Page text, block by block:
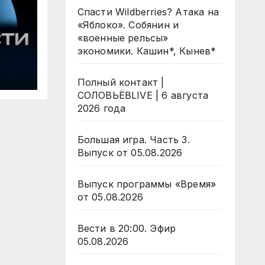
Спасти Wildberries? Атака на
«Яблоко». Собянин и
«военные рельсы»
экономики. Кашин*, Кынев*
Полный контакт |
СОЛОВЬЁВLIVE | 6 августа
2026 года
Большая игра. Часть 3.
Выпуск от 05.08.2026
Выпуск программы «Время»
от 05.08.2026
Вести в 20:00. Эфир
05.08.2026